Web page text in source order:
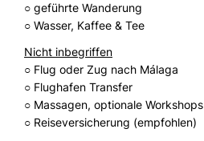
○ geführte Wanderung
○ Wasser, Kaffee & Tee
Nicht inbegriffen
○ Flug oder Zug nach Málaga
○ Flughafen Transfer
○ Massagen, optionale Workshops
○ Reiseversicherung (empfohlen)